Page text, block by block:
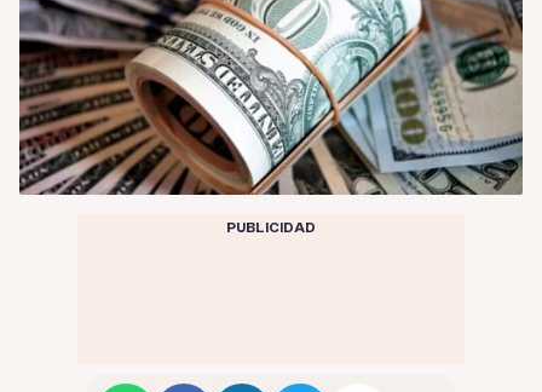
PUBLICIDAD